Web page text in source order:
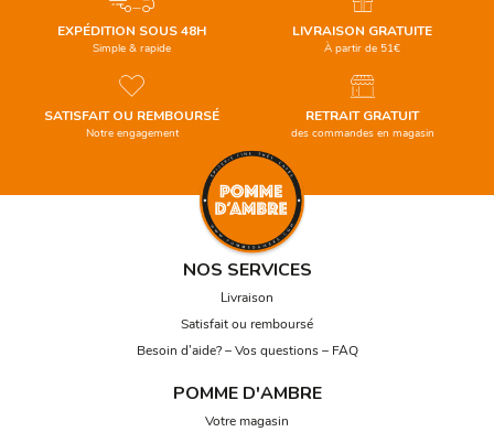
EXPÉDITION SOUS 48H
Simple & rapide
SATISFAIT OU REMBOURSÉ
Notre engagement
LIVRAISON GRATUITE
À partir de 51€
RETRAIT GRATUIT
des commandes en magasin
NOS SERVICES
Livraison
Satisfait ou remboursé
Besoin d’aide? – Vos questions – FAQ
POMME D'AMBRE
Votre magasin